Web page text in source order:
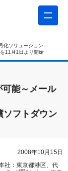
化ソリューション
11月1日より開始
可能～メール
ソフトダウン
2008年10月15日
社：東京都港区、代